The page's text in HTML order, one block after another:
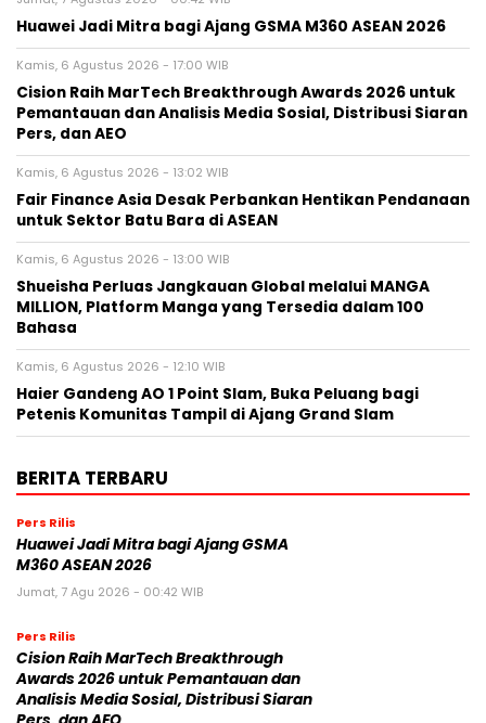
Huawei Jadi Mitra bagi Ajang GSMA M360 ASEAN 2026
Kamis, 6 Agustus 2026 - 17:00 WIB
Cision Raih MarTech Breakthrough Awards 2026 untuk
Pemantauan dan Analisis Media Sosial, Distribusi Siaran
Pers, dan AEO
Kamis, 6 Agustus 2026 - 13:02 WIB
Fair Finance Asia Desak Perbankan Hentikan Pendanaan
untuk Sektor Batu Bara di ASEAN
Kamis, 6 Agustus 2026 - 13:00 WIB
Shueisha Perluas Jangkauan Global melalui MANGA
MILLION, Platform Manga yang Tersedia dalam 100
Bahasa
Kamis, 6 Agustus 2026 - 12:10 WIB
Haier Gandeng AO 1 Point Slam, Buka Peluang bagi
Petenis Komunitas Tampil di Ajang Grand Slam
BERITA TERBARU
Pers Rilis
Huawei Jadi Mitra bagi Ajang GSMA
M360 ASEAN 2026
Jumat, 7 Agu 2026 - 00:42 WIB
Pers Rilis
Cision Raih MarTech Breakthrough
Awards 2026 untuk Pemantauan dan
Analisis Media Sosial, Distribusi Siaran